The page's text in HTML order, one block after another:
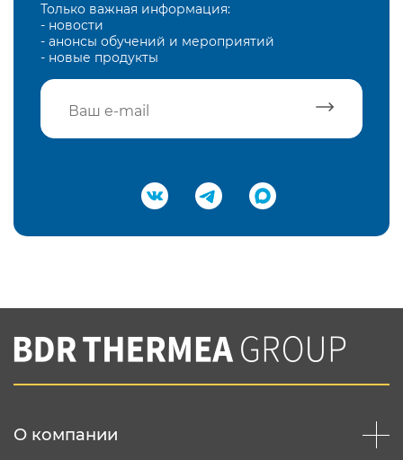
Только важная информация:
- новости
- анонсы обучений и мероприятий
- новые продукты
Подтвердить e-mail
Вы соглашаетесь с нашей политикой
конфеденциальности
О компании